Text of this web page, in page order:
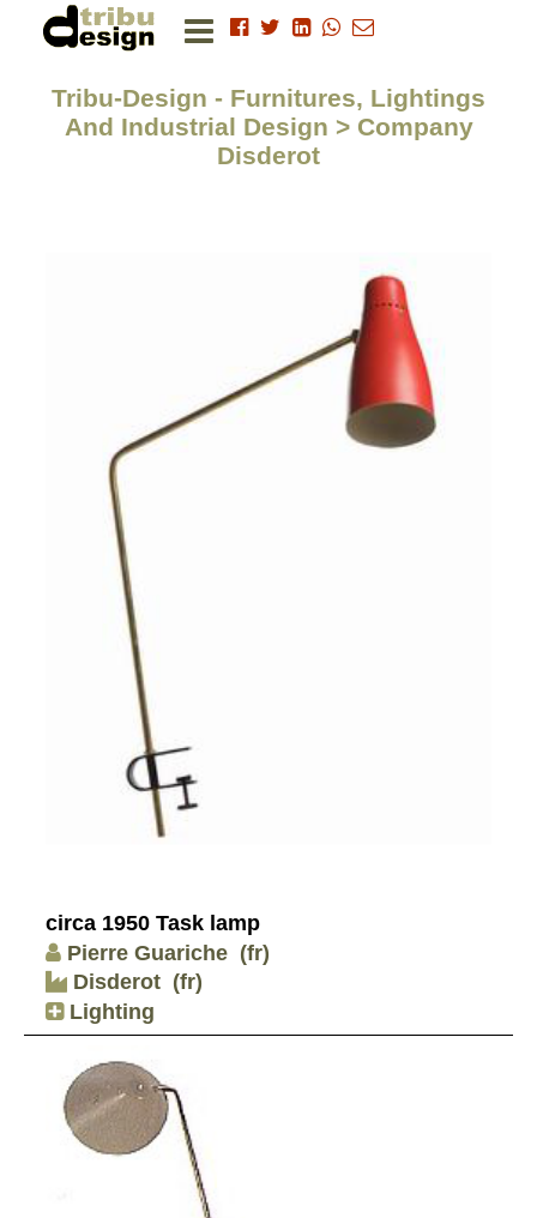
Tribu-Design - Furnitures, Lightings
And Industrial Design > Company
Disderot
circa 1950 Task lamp
Pierre Guariche (fr)
Disderot (fr)
Lighting